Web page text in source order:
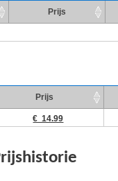
Prijs
Prijs
€ 14.99